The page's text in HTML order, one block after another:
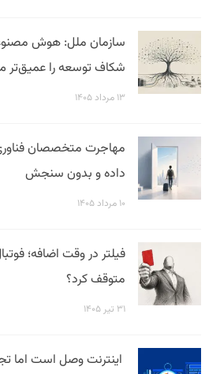
سازمان ملل: هوش
شکاف توسعه را عمیق‌تر
۱۳ مرداد ۱۴۰۵
مهاجرت متخصصان
داده و بدون سنجش
۱۰ مرداد ۱۴۰۵
متوقف کرد؟
۳۱ تیر ۱۴۰۵
اینترنت وصل است اما